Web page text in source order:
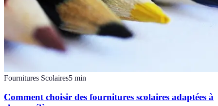
Fournitures Scolaires5 min
Comment choisir des fournitures scolaires adaptées à